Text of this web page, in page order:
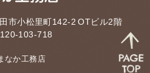
市小松里町142-2 OTビル2階
103-718
なか工務店